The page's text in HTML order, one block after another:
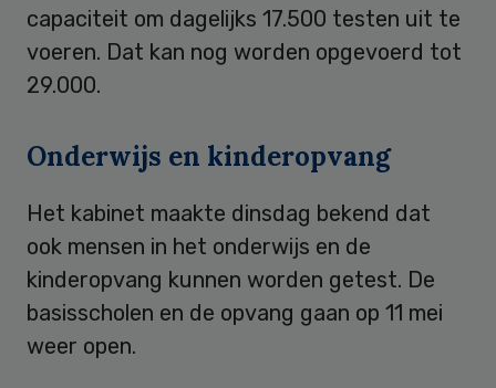
capaciteit om dagelijks 17.500 testen uit te
voeren. Dat kan nog worden opgevoerd tot
29.000.
Onderwijs en kinderopvang
Het kabinet maakte dinsdag bekend dat
ook mensen in het onderwijs en de
kinderopvang kunnen worden getest. De
basisscholen en de opvang gaan op 11 mei
weer open.